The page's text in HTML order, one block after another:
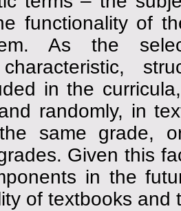
functionality of
As the
characteristic,
in the
randomly, in
same grade,
Given this
in the
of textbooks and